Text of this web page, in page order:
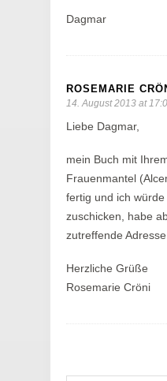
Dagmar
ROSEMARIE
14. August 2013 at
Liebe Dagmar,
mein Buch mit
Frauenmantel
fertig und ich
zuschicken, habe
zutreffende Adresse.
Herzliche Grüße
Rosemarie Cröni